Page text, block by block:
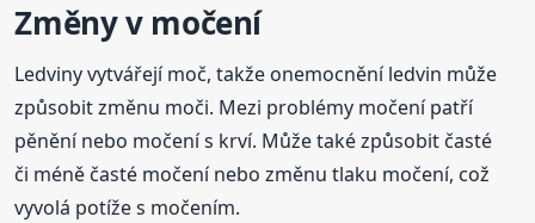
Změny v močení
Ledviny vytvářejí moč, takže onemocnění ledvin může
způsobit změnu moči. Mezi problémy močení patří
pěnění nebo močení s krví. Může také způsobit časté
či méně časté močení nebo změnu tlaku močení, což
vyvolá potíže s močením.